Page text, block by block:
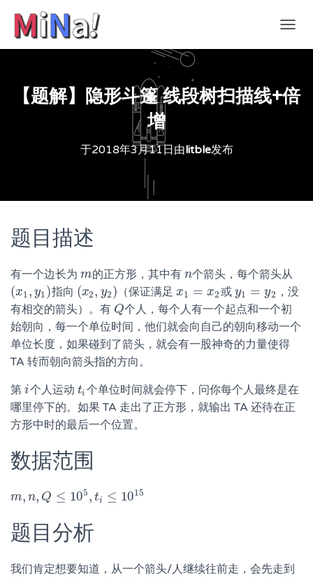
换
【题解】隐形斗篷 线段树扫描线+倍
增
于2018年3月11日 由litble发布
题目描述
有一个边长为 m
m 的正方形，其中有 n
n个箭头，每个箭头从
(x1, y1)
(x1 y1) 指向 (x2, y2)
(x2,y2) （保证满足 x1 = x2
x1 =x 2 或 y1 = y2
y1 =y 2
，没
有相交的箭头）。有 Q
Q个人，每个人有一个起点和一个初
始朝向，每一个单位时间，他们就会向自己的朝向移动一个
单位长度，如果碰到了箭头，就会有一股神奇的力量使得
TA 转而朝向箭头指的方向。
第 i
i 个人运动 ti
ti 个单位时间就会停下，问你每个人最终是在
哪里停下的。如果 TA 走出了正方形，就输出 TA 还待在正
方形中时的最后一个位置。
数据范围
m, n, Q ≤ 105, ti ≤ 1015
m,n,Q ≤105 ,ti≤1015
题目分析
我们肯定想要知道，从一个箭头/人继续往前走，会先走到